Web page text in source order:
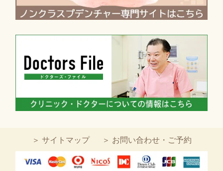
＞ サイトマップ ＞ お問い合わせ・ご予約